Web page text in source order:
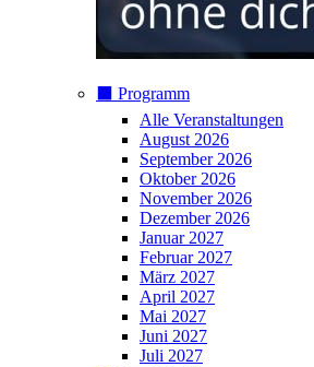
⬛️ Programm
Alle Veranstaltungen
August 2026
September 2026
Oktober 2026
November 2026
Dezember 2026
Januar 2027
Februar 2027
März 2027
April 2027
Mai 2027
Juni 2027
Juli 2027